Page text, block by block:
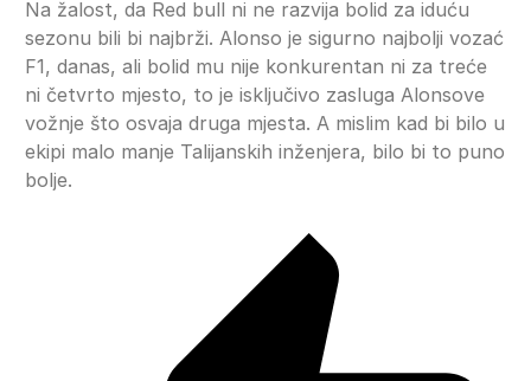
Na žalost, da Red bull ni ne razvija bolid za iduću
sezonu bili bi najbrži. Alonso je sigurno najbolji vozać
F1, danas, ali bolid mu nije konkurentan ni za treće
ni četvrto mjesto, to je isključivo zasluga Alonsove
vožnje što osvaja druga mjesta. A mislim kad bi bilo u
ekipi malo manje Talijanskih inženjera, bilo bi to puno
bolje.